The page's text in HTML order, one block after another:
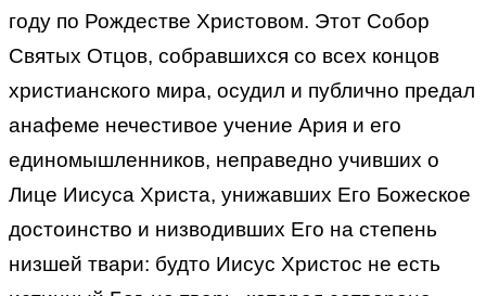
году по Рождестве Христовом. Этот Собор
Святых Отцов, собравшихся со всех концов
христианского мира, осудил и публично предал
анафеме нечестивое учение Ария и его
единомышленников, неправедно учивших о
Лице Иисуса Христа, унижавших Его Божеское
достоинство и низводивших Его на степень
низшей твари: будто Иисус Христос не есть